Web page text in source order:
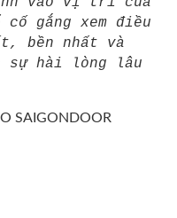
cố gắng xem điều
bền nhất và
sự hài lòng lâu
SAIGONDOOR